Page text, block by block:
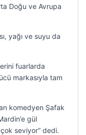
Doğu ve Avrupa
yağı ve suyu da
fuarlarda
markasıyla tam
komedyen Şafak
gül
seviyor” dedi.